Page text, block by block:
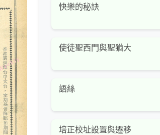
快樂的秘訣
使徒聖西門與聖猶大
語絲
培正校址設置與遷移